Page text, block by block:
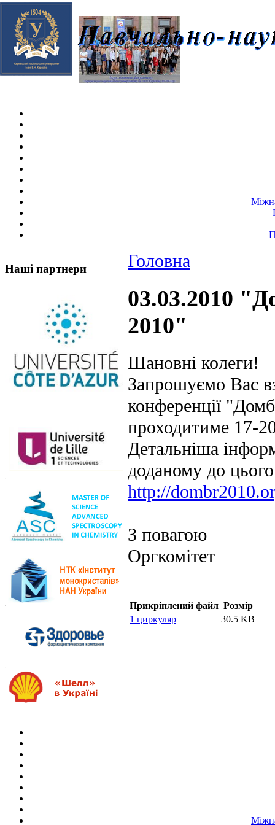
Skip navigation
Наші партнери Головна
03.03.2010
2010"
Шановні колеги!
Запрошуємо Вас
конференції
проходитиме 17-
Детальніша
доданому до цього
http://
З повагою
Оргкомітет
Прикріплений файл Розмір
1 циркуляр
30.5 KB